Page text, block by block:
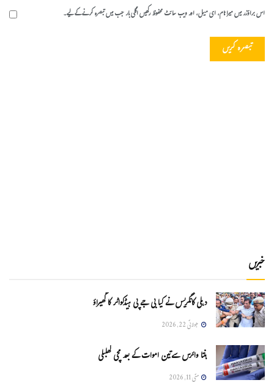
اس براؤزر میں میرا نام، ای میل، اور ویب سائٹ محفوظ رکھیں اگلی بار جب میں تبصرہ کرنے کےلیے۔
خبریں
دہلی کانگریس نے کیا بی جے پی ہیڈکواٹر کا گھیراؤ
جولائی 22, 2026
ہنتا وائرس سےتین اموات کے بعد مچی کھلبلی
مئی 11, 2026